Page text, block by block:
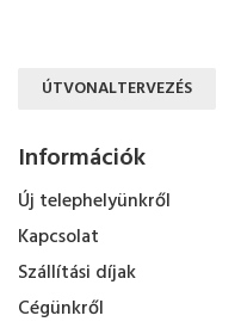
ÚTVONALTERVEZÉS
Információk
Új telephelyünkről
Kapcsolat
Szállítási díjak
Cégünkről